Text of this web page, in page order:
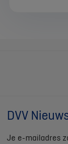
DVV
Je e-mailadres